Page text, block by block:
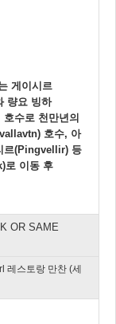
게이시르
량요 빙하
수로 천만년의
호수, 아
르(Pingvellir) 등
로 이동 후
OR SAME
레스토랑 만찬 (세